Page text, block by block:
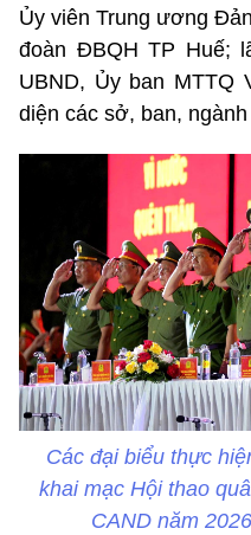
Ủy viên Trung ương
đoàn ĐBQH TP Huế;
UBND, Ủy ban MTTQ
diện các sở, ban,
Các đại biểu thực
khai mạc Hội thao
CAND năm